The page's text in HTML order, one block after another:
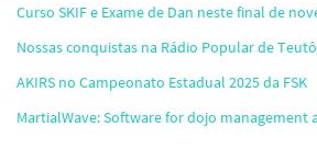
Curso SKIF e Exame de Dan neste final de
Nossas conquistas na Rádio Popular de
AKIRS no Campeonato Estadual 2025 da FSK
MartialWave: Software for dojo management